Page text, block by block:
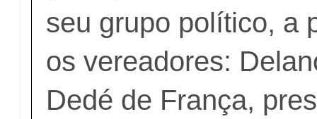
seu grupo político, a
os vereadores:
Dedé de França,